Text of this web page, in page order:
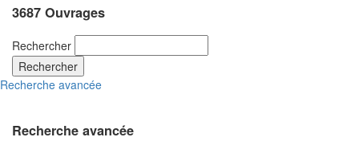
3687 Ouvrages
Rechercher
Rechercher
Recherche avancée
Recherche avancée